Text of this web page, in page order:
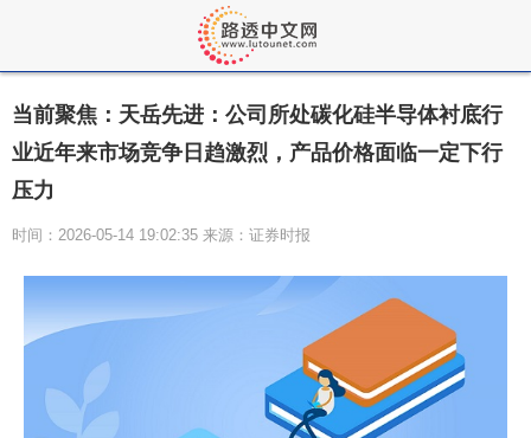
当前聚焦：天岳先进：公司所处碳化硅半导体衬底行
业近年来市场竞争日趋激烈，产品价格面临一定下行
压力
时间：2026-05-14 19:02:35 来源：证券时报